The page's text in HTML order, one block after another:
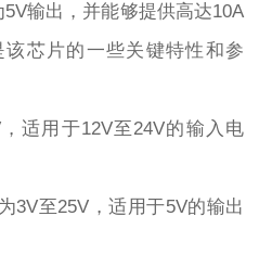
输出，并能够提供高达10A
芯片的一些关键特性和参
适用于12V至24V的输入电
3V至25V，适用于5V的输出